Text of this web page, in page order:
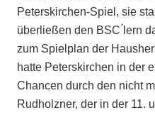
Peterskirchen-Spiel, sie
überließen den BSC ́lern
zum Spielplan der
hatte Peterskirchen in der
Chancen durch den nicht
Rudholzner, der in der 11.